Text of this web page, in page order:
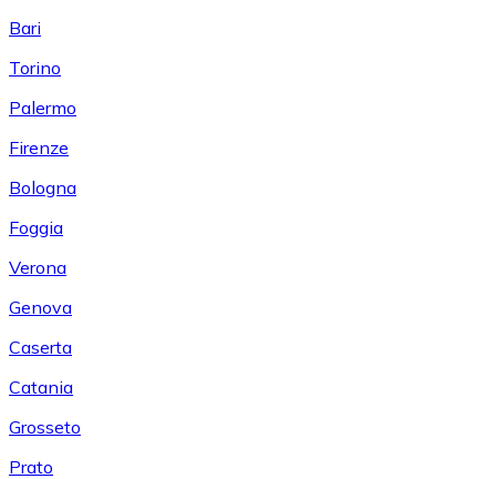
Bari
Torino
Palermo
Firenze
Bologna
Foggia
Verona
Genova
Caserta
Catania
Grosseto
Prato